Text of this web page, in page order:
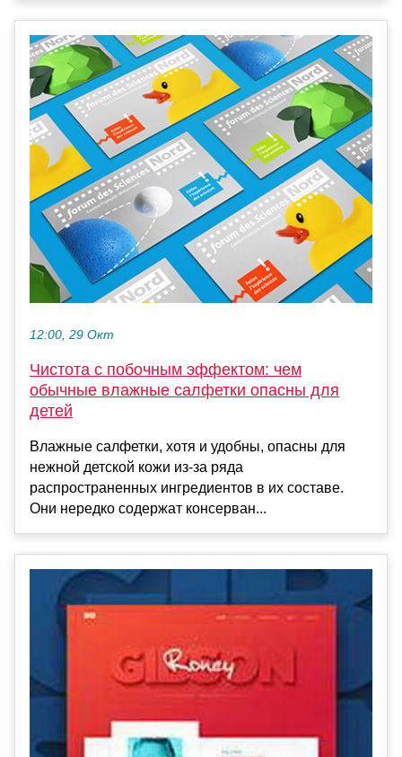
12:00, 29 Окт
Чистота с побочным эффектом: чем
обычные влажные салфетки опасны для
детей
Влажные салфетки, хотя и удобны, опасны для
нежной детской кожи из-за ряда
распространенных ингредиентов в их составе.
Они нередко содержат консерван...